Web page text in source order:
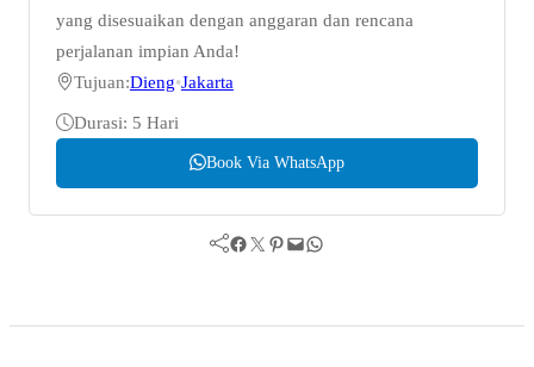
yang disesuaikan dengan anggaran dan rencana
perjalanan impian Anda!
Tujuan:Dieng•Jakarta
Durasi: 5 Hari
Book Via WhatsApp
Facebook Twitter Pinterest Mail WhatsApp